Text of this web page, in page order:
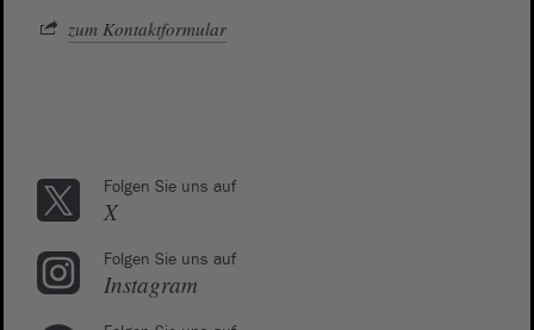
zum Kontaktformular
Folgen Sie uns auf
X
Folgen Sie uns auf
Instagram